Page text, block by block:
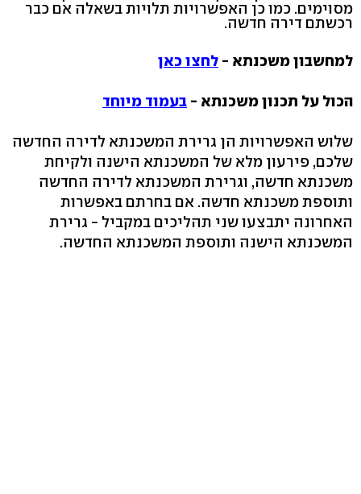
מסוימים. כמו כן האפשרויות תלויות בשאלה אם כבר
רכשתם דירה חדשה.
למחשבון משכנתא - לחצו כאן
הכול על תכנון משכנתא - בעמוד מיוחד
שלוש האפשרויות הן גרירת המשכנתא לדירה החדשה
שלכם, פירעון מלא של המשכנתא הישנה ולקיחת
משכנתא חדשה, וגרירת המשכנתא לדירה החדשה
ותוספת משכנתא חדשה. אם בחרתם באפשרות
האחרונה יתבצעו שני תהליכים במקביל - גרירת
המשכנתא הישנה ותוספת המשכנתא החדשה.